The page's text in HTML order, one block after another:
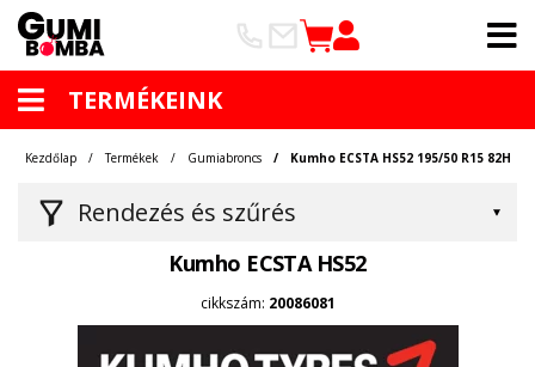
TERMÉKEINK
Rendezés és szűrés
Kezdőlap Termékek Gumiabroncs Kumho ECSTA HS52 195/50 R15 82H
Kumho ECSTA HS52
cikkszám: 20086081